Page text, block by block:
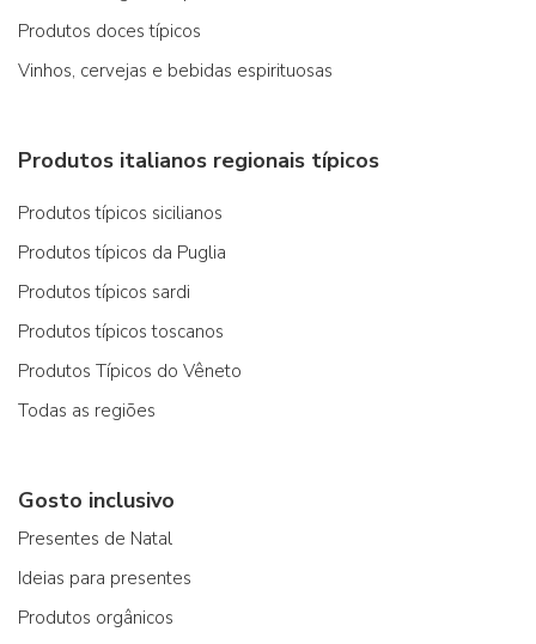
Produtos doces típicos
Vinhos, cervejas e bebidas espirituosas
Produtos italianos regionais típicos
Produtos típicos sicilianos
Produtos típicos da Puglia
Produtos típicos sardi
Produtos típicos toscanos
Produtos Típicos do Vêneto
Todas as regiões
Gosto inclusivo
Presentes de Natal
Ideias para presentes
Produtos orgânicos